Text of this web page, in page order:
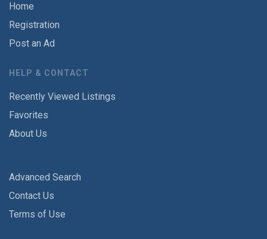
Home
Registration
Post an Ad
HELP & CONTACT
Recently Viewed Listings
Favorites
About Us
Advanced Search
Contact Us
Terms of Use